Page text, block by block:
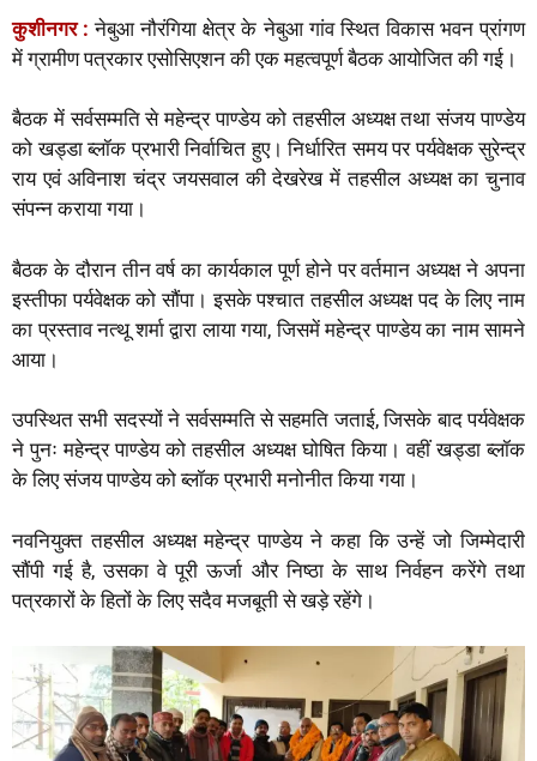
a
t
A
p
p
c
e
o
o
k
i
t
e
r
a
i
y
p
l
e
r
a
m
a
r
कुशीनगर : नेबुआ नौरंगिया क्षेत्र के नेबुआ गांव स्थित विकास भवन प्रांगण
में ग्रामीण पत्रकार एसोसिएशन की एक महत्वपूर्ण बैठक आयोजित की गई।
बैठक में सर्वसम्मति से महेन्द्र पाण्डेय को तहसील अध्यक्ष तथा संजय पाण्डेय
को खड्डा ब्लॉक प्रभारी निर्वाचित हुए। निर्धारित समय पर पर्यवेक्षक सुरेन्द्र
राय एवं अविनाश चंद्र जयसवाल की देखरेख में तहसील अध्यक्ष का चुनाव
संपन्न कराया गया।
बैठक के दौरान तीन वर्ष का कार्यकाल पूर्ण होने पर वर्तमान अध्यक्ष ने अपना
इस्तीफा पर्यवेक्षक को सौंपा। इसके पश्चात तहसील अध्यक्ष पद के लिए नाम
का प्रस्ताव नत्थू शर्मा द्वारा लाया गया, जिसमें महेन्द्र पाण्डेय का नाम सामने
आया।
उपस्थित सभी सदस्यों ने सर्वसम्मति से सहमति जताई, जिसके बाद पर्यवेक्षक
ने पुनः महेन्द्र पाण्डेय को तहसील अध्यक्ष घोषित किया। वहीं खड्डा ब्लॉक
के लिए संजय पाण्डेय को ब्लॉक प्रभारी मनोनीत किया गया।
नवनियुक्त तहसील अध्यक्ष महेन्द्र पाण्डेय ने कहा कि उन्हें जो जिम्मेदारी
सौंपी गई है, उसका वे पूरी ऊर्जा और निष्ठा के साथ निर्वहन करेंगे तथा
पत्रकारों के हितों के लिए सदैव मजबूती से खड़े रहेंगे।